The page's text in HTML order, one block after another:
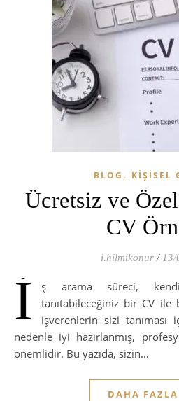
BLOG , KIŞISEL
Ücretsiz ve
CV
i.hilmikonur / 13/
İ
ş arama süreci,
tanıtabileceğiniz bir CV ile
işverenlerin sizi
nedenle iyi hazırlanmış,
önemlidir. Bu yazıda, sizin…
DAHA